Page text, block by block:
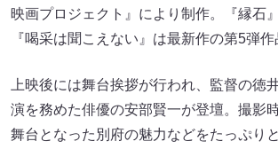
映画プロジェクト』により制作。『縁石
『喝采は聞こえない』は最新作の第5弾作
上映後には舞台挨拶が行われ、監督の徳
演を務めた俳優の安部賢一が登壇。撮影
舞台となった別府の魅力などをたっぷり